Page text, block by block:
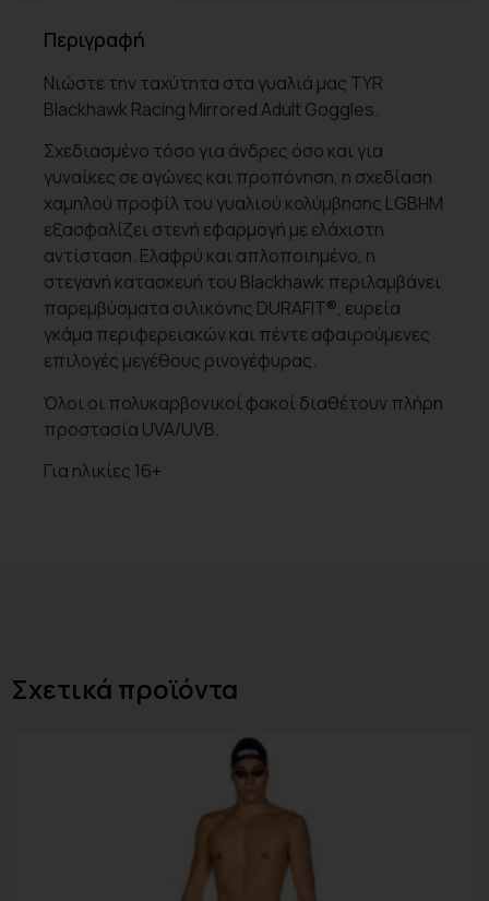
Περιγραφή
Νιώστε την ταχύτητα στα γυαλιά μας TYR
Blackhawk Racing Mirrored Adult Goggles.
Σχεδιασμένο τόσο για άνδρες όσο και για
γυναίκες σε αγώνες και προπόνηση, η σχεδίαση
χαμηλού προφίλ του γυαλιού κολύμβησης LGBHM
εξασφαλίζει στενή εφαρμογή με ελάχιστη
αντίσταση. Ελαφρύ και απλοποιημένο, η
στεγανή κατασκευή του Blackhawk περιλαμβάνει
παρεμβύσματα σιλικόνης DURAFIT®, ευρεία
γκάμα περιφερειακών και πέντε αφαιρούμενες
επιλογές μεγέθους ρινογέφυρας.
Όλοι οι πολυκαρβονικοί φακοί διαθέτουν πλήρη
προστασία UVA/UVB.
Για ηλικίες 16+
Σχετικά προϊόντα